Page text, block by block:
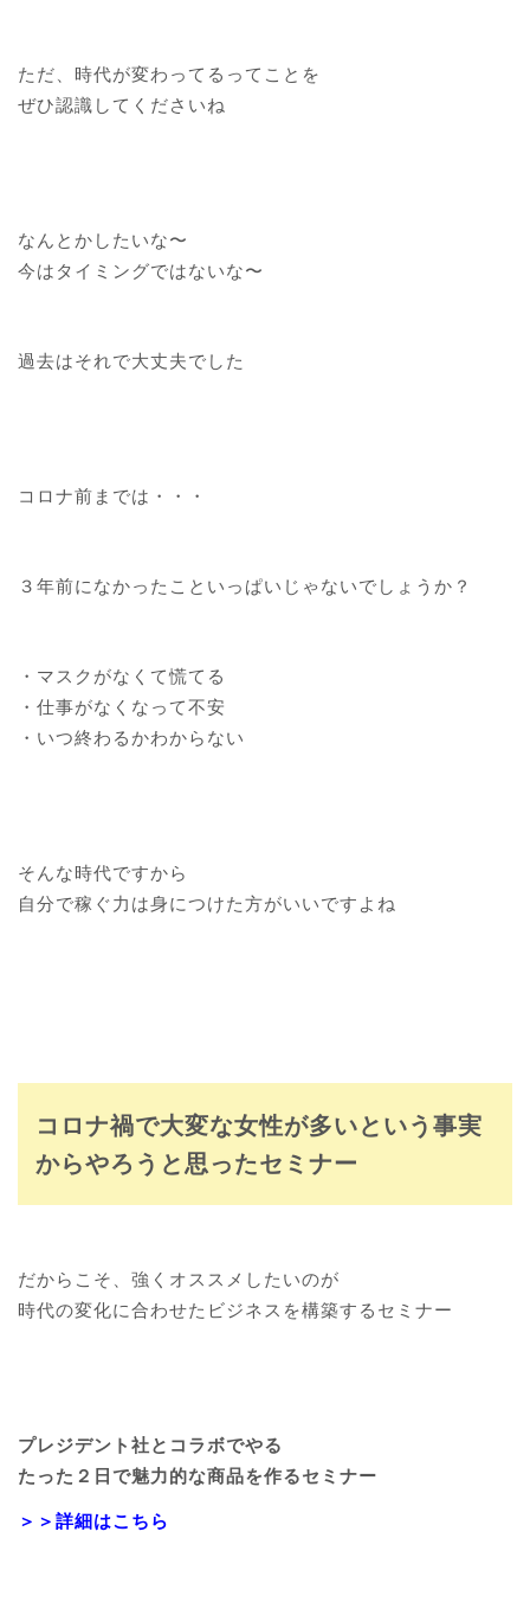
ただ、時代が変わってるってことを
ぜひ認識してくださいね
なんとかしたいな〜
今はタイミングではないな〜
過去はそれで大丈夫でした
コロナ前までは・・・
３年前になかったこといっぱいじゃないでしょうか？
・マスクがなくて慌てる
・仕事がなくなって不安
・いつ終わるかわからない
そんな時代ですから
自分で稼ぐ力は身につけた方がいいですよね
コロナ禍で大変な女性が多いという事実
からやろうと思ったセミナー
だからこそ、強くオススメしたいのが
時代の変化に合わせたビジネスを構築するセミナー
プレジデント社とコラボでやる
たった２日で魅力的な商品を作るセミナー
＞＞詳細はこちら